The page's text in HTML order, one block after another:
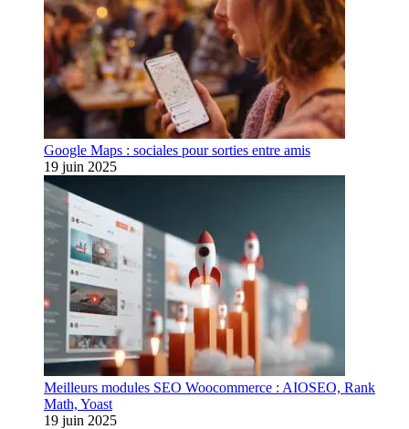
Google Maps : sociales pour sorties entre amis
19 juin 2025
Meilleurs modules SEO Woocommerce : AIOSEO, Rank
Math, Yoast
19 juin 2025